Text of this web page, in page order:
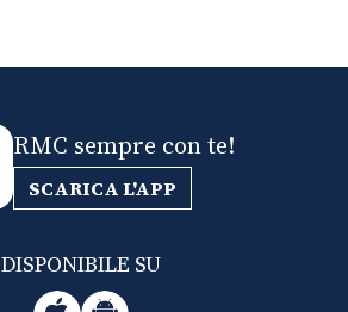
RMC sempre con te!
SCARICA L'APP
DISPONIBILE SU